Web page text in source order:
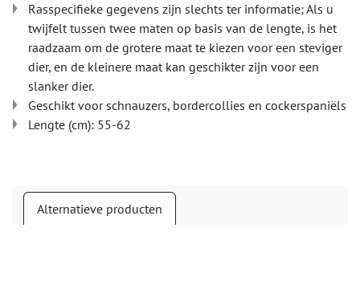
Rasspecifieke gegevens zijn slechts ter informatie; Als u
twijfelt tussen twee maten op basis van de lengte, is het
raadzaam om de grotere maat te kiezen voor een steviger
dier, en de kleinere maat kan geschikter zijn voor een
slanker dier.
Geschikt voor schnauzers, bordercollies en cockerspaniëls
Lengte (cm): 55-62
Alternatieve producten